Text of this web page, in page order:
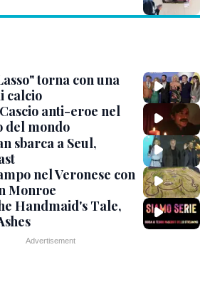
torna con una
calcio
anti-eroe nel
del mondo
sbarca a Seul,
nel Veronese con
Monroe
Handmaid's Tale,